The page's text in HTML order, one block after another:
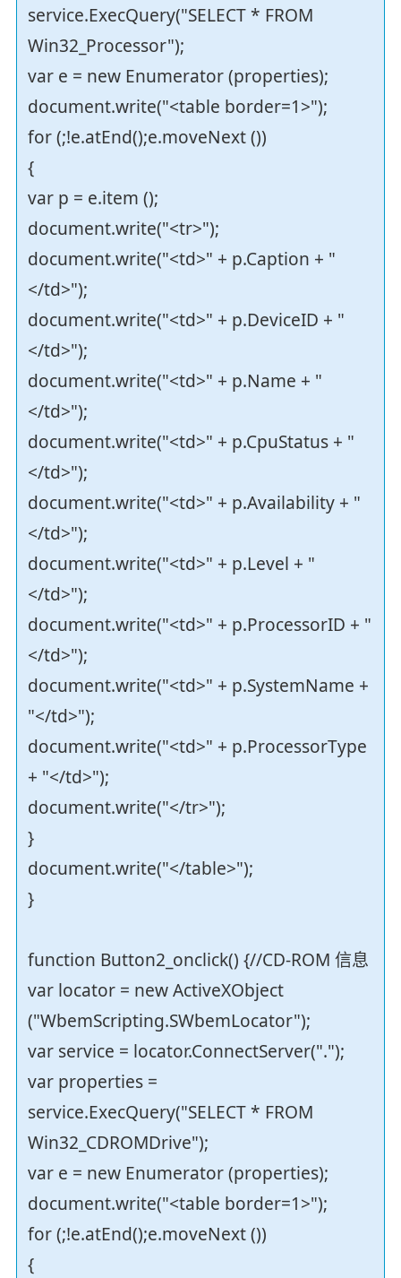
service.ExecQuery("SELECT * FROM
Win32_Processor");
var e = new Enumerator (properties);
document.write("<table border=1>");
for (;!e.atEnd();e.moveNext ())
{
var p = e.item ();
document.write("<tr>");
document.write("<td>" + p.Caption + "
</td>");
document.write("<td>" + p.DeviceID + "
</td>");
document.write("<td>" + p.Name + "
</td>");
document.write("<td>" + p.CpuStatus + "
</td>");
document.write("<td>" + p.Availability + "
</td>");
document.write("<td>" + p.Level + "
</td>");
document.write("<td>" + p.ProcessorID + "
</td>");
document.write("<td>" + p.SystemName +
"</td>");
document.write("<td>" + p.ProcessorType
+ "</td>");
document.write("</tr>");
}
document.write("</table>");
}
function Button2_onclick() {//CD-ROM 信息
var locator = new ActiveXObject
("WbemScripting.SWbemLocator");
var service = locator.ConnectServer(".");
var properties =
service.ExecQuery("SELECT * FROM
Win32_CDROMDrive");
var e = new Enumerator (properties);
document.write("<table border=1>");
for (;!e.atEnd();e.moveNext ())
{